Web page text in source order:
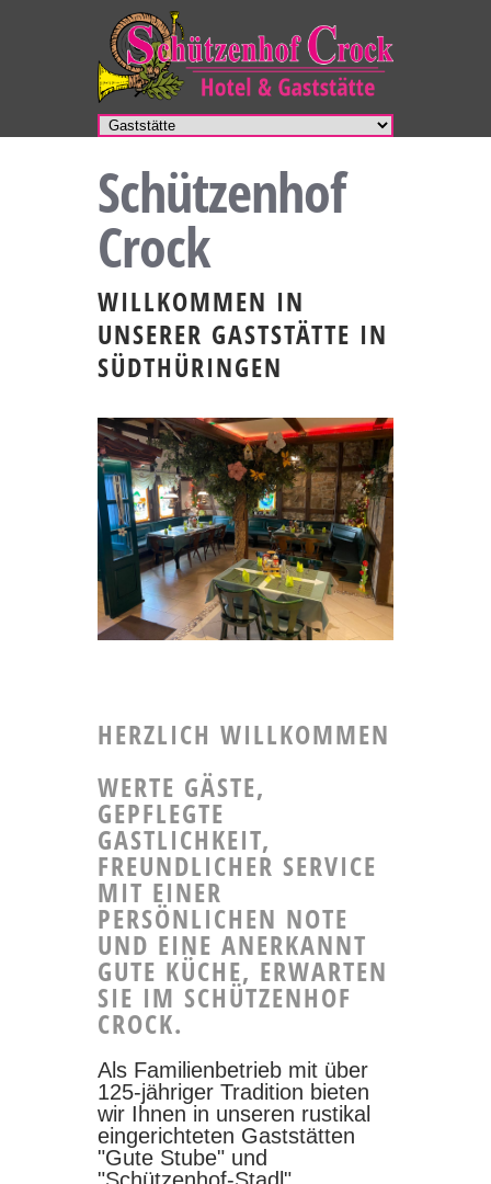
Schützenhof
Crock
WILLKOMMEN IN
UNSERER GASTSTÄTTE IN
SÜDTHÜRINGEN
HERZLICH WILLKOMMEN
WERTE GÄSTE,
GEPFLEGTE
GASTLICHKEIT,
FREUNDLICHER SERVICE
MIT EINER
PERSÖNLICHEN NOTE
UND EINE ANERKANNT
GUTE KÜCHE, ERWARTEN
SIE IM SCHÜTZENHOF
CROCK.
Als Familienbetrieb mit über
125-jähriger Tradition bieten
wir Ihnen in unseren rustikal
eingerichteten Gaststätten
"Gute Stube" und
"Schützenhof-Stadl"